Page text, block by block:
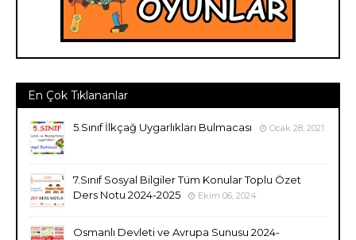
En Çok Tıklananlar
5.Sınıf İlkçağ Uygarlıkları Bulmacası Ocak 28, 2021
7.Sınıf Sosyal Bilgiler Tüm Konular Toplu Özet
Ders Notu 2024-2025
Ekim 06, 2024
Osmanlı Devleti ve Avrupa Sunusu 2024-